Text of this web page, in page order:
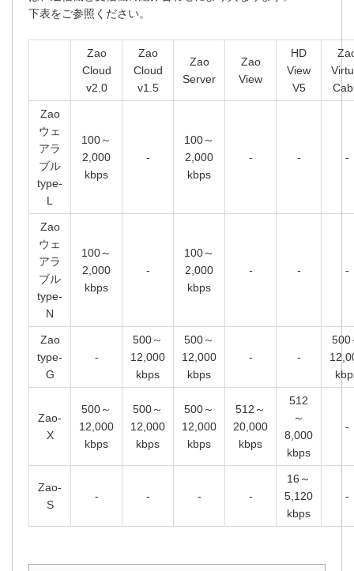
下表をご参照ください。
Zao
Cloud
v2.0
Zao
Cloud
v1.5
Zao
Server
Zao
View
HD
View
V5
Zao
ウェ
アラ
ブル
type-
L
100～
2,000
kbps
-
100～
2,000
kbps
- - -
Zao
ウェ
アラ
ブル
type-
N
100～
2,000
kbps
-
100～
2,000
kbps
- - -
Zao
type-
G
-
500～
12,000
kbps
500～
12,000
kbps
- -
500
Zao-
X
500～
12,000
kbps
500～
12,000
kbps
500～
12,000
kbps
512～
20,000
kbps
512
～
8,000
kbps
-
Zao-
S
- - - -
16～
5,120
kbps
-